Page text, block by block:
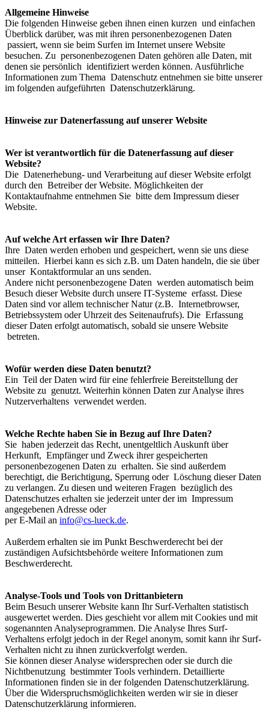
Allgemeine Hinweise
Die folgenden Hinweise geben ihnen einen kurzen und einfachen
Überblick darüber, was mit ihren personenbezogenen Daten
passiert, wenn sie beim Surfen im Internet unsere Website
besuchen. Zu personenbezogenen Daten gehören alle Daten, mit
denen sie persönlich identifiziert werden können. Ausführliche
Informationen zum Thema Datenschutz entnehmen sie bitte unserer
im folgenden aufgeführten Datenschutzerklärung.
Hinweise zur Datenerfassung auf unserer Website
Wer ist verantwortlich für die Datenerfassung auf dieser
Website?
Die Datenerhebung- und Verarbeitung auf dieser Website erfolgt
durch den Betreiber der Website. Möglichkeiten der
Kontaktaufnahme entnehmen Sie bitte dem Impressum dieser
Website.
Auf welche Art erfassen wir Ihre Daten?
Ihre Daten werden erhoben und gespeichert, wenn sie uns diese
mitteilen. Hierbei kann es sich z.B. um Daten handeln, die sie über
unser Kontaktformular an uns senden.
Andere nicht personenbezogene Daten werden automatisch beim
Besuch dieser Website durch unsere IT-Systeme erfasst. Diese
Daten sind vor allem technischer Natur (z.B. Internetbrowser,
Betriebssystem oder Uhrzeit des Seitenaufrufs). Die Erfassung
dieser Daten erfolgt automatisch, sobald sie unsere Website
betreten.
Wofür werden diese Daten benutzt?
Ein Teil der Daten wird für eine fehlerfreie Bereitstellung der
Website zu genutzt. Weiterhin können Daten zur Analyse ihres
Nutzerverhaltens verwendet werden.
Welche Rechte haben Sie in Bezug auf Ihre Daten?
Sie haben jederzeit das Recht, unentgeltlich Auskunft über
Herkunft, Empfänger und Zweck ihrer gespeicherten
personenbezogenen Daten zu erhalten. Sie sind außerdem
berechtigt, die Berichtigung, Sperrung oder Löschung dieser Daten
zu verlangen. Zu diesen und weiteren Fragen bezüglich des
Datenschutzes erhalten sie jederzeit unter der im Impressum
angegebenen Adresse oder
per E-Mail an info@cs-lueck.de.
Außerdem erhalten sie im Punkt Beschwerderecht bei der
zuständigen Aufsichtsbehörde weitere Informationen zum
Beschwerderecht.
Analyse-Tools und Tools von Drittanbietern
Beim Besuch unserer Website kann Ihr Surf-Verhalten statistisch
ausgewertet werden. Dies geschieht vor allem mit Cookies und mit
sogenannten Analyseprogrammen. Die Analyse Ihres Surf-
Verhaltens erfolgt jedoch in der Regel anonym, somit kann ihr Surf-
Verhalten nicht zu ihnen zurückverfolgt werden.
Sie können dieser Analyse widersprechen oder sie durch die
Nichtbenutzung bestimmter Tools verhindern. Detaillierte
Informationen finden sie in der folgenden Datenschutzerklärung.
Über die Widerspruchsmöglichkeiten werden wir sie in dieser
Datenschutzerklärung informieren.